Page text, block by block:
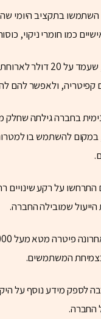
השתמשו בתקציב היומי
כמו חומרי ניקוי,
קפיטריה, ולאפשר להם
בחברה גילתה שחלק
להשתמש בו
התרחשו על רקע שינויים
הייעול שמובילה החברה.
בצמיחת המשתמשים.
לספק מידע נוסף על
החברה.